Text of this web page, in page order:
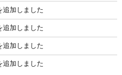
追加しました
追加しました
追加しました
追加しました